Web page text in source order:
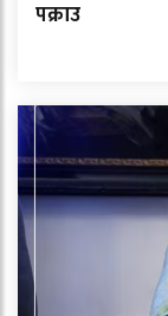
पक्राउ